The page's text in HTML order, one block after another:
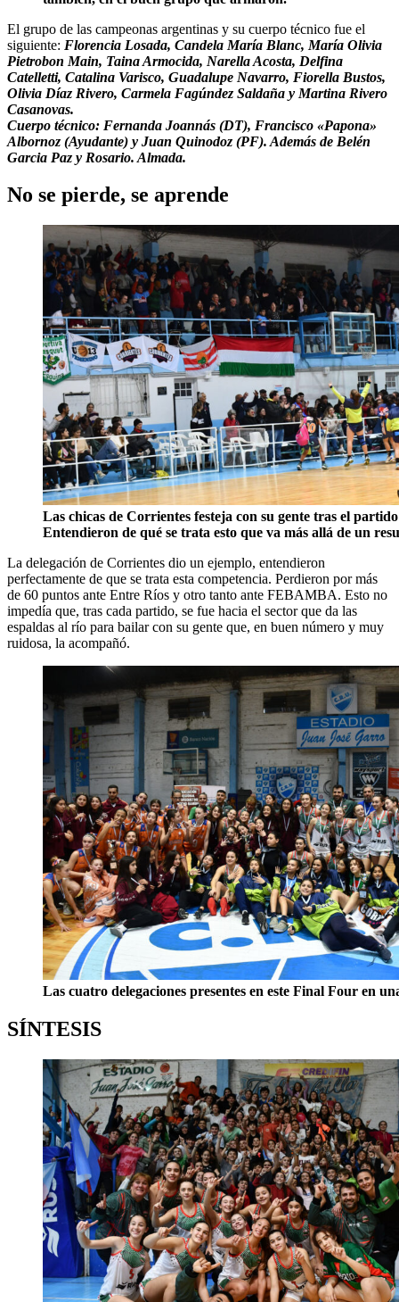
El grupo de las campeonas argentinas y su cuerpo técnico fue el
siguiente: Florencia Losada, Candela María Blanc, María Olivia
Pietrobon Main, Taina Armocida, Narella Acosta, Delfina
Catelletti, Catalina Varisco, Guadalupe Navarro, Fiorella Bustos,
Olivia Díaz Rivero, Carmela Fagúndez Saldaña y Martina Rivero
Casanovas.
Cuerpo técnico: Fernanda Joannás (DT), Francisco «Papona»
Albornoz (Ayudante) y Juan Quinodoz (PF). Además de Belén
Garcia Paz y Rosario. Almada.
No se pierde, se aprende
Las chicas de Corrientes festeja con su gente tras el
Entendieron de qué se trata esto que va más allá de un
La delegación de Corrientes dio un ejemplo, entendieron
perfectamente de que se trata esta competencia. Perdieron por más
de 60 puntos ante Entre Ríos y otro tanto ante FEBAMBA. Esto no
impedía que, tras cada partido, se fue hacia el sector que da las
espaldas al río para bailar con su gente que, en buen número y muy
ruidosa, la acompañó.
Las cuatro delegaciones presentes en este Final Four en
SÍNTESIS